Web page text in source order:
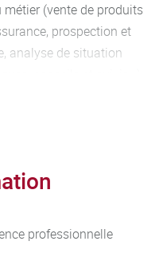
(vente de produits
prospection et
analyse de situation
d’entretiens
professionnelle